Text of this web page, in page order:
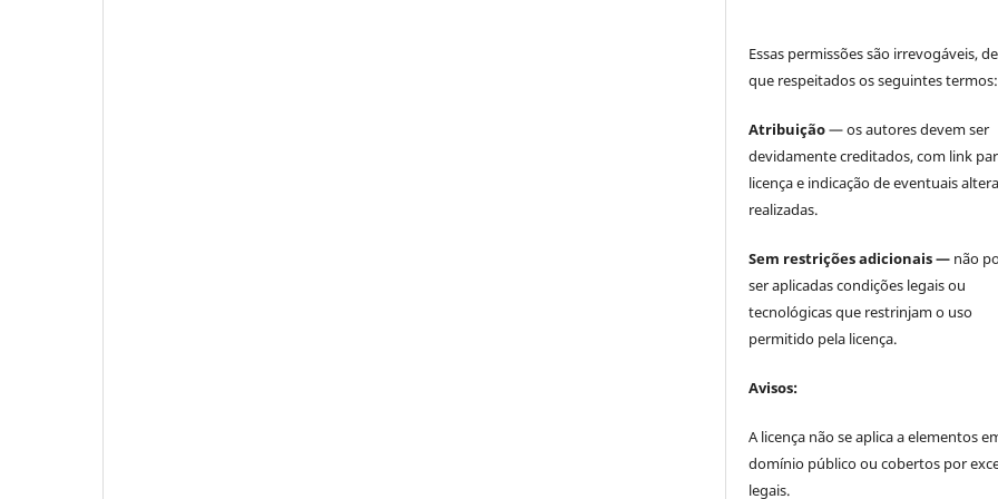
Essas permissões são irrevogáveis,
que respeitados os seguintes termos:
Atribuição— os autores devem ser
devidamente creditados, com link
licença e indicação de eventuais
realizadas.
Sem restrições adicionais — não
ser aplicadas condições legais ou
tecnológicas que restrinjam o uso
permitido pela licença.
Avisos:
A licença não se aplica a elementos
domínio público ou cobertos por
legais.